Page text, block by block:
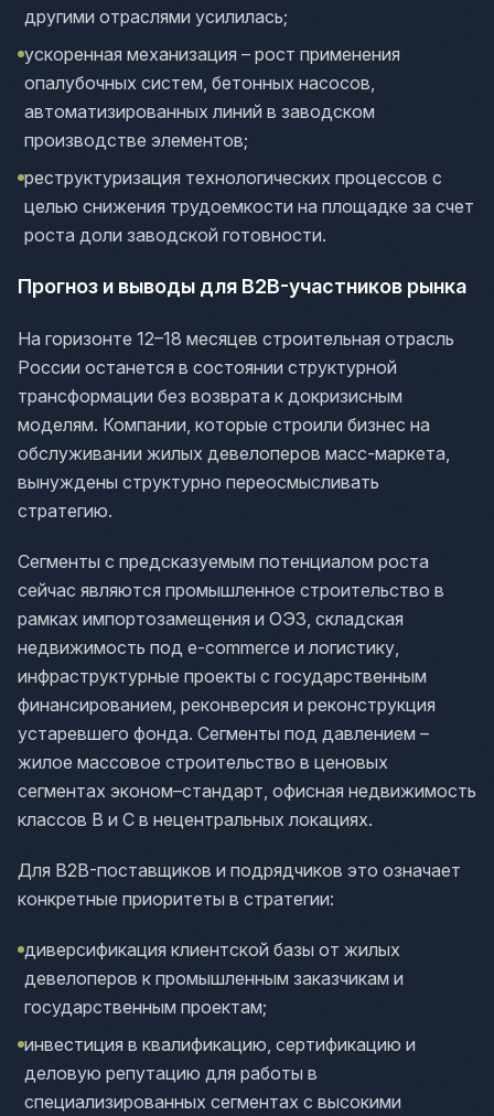
другими отраслями усилилась;
ускоренная механизация – рост применения
опалубочных систем, бетонных насосов,
автоматизированных линий в заводском
производстве элементов;
реструктуризация технологических процессов с
целью снижения трудоемкости на площадке за счет
роста доли заводской готовности.
Прогноз и выводы для B2B-участников рынка
На горизонте 12–18 месяцев строительная отрасль
России останется в состоянии структурной
трансформации без возврата к докризисным
моделям. Компании, которые строили бизнес на
обслуживании жилых девелоперов масс-маркета,
вынуждены структурно переосмысливать
стратегию.
Сегменты с предсказуемым потенциалом роста
сейчас являются промышленное строительство в
рамках импортозамещения и ОЭЗ, складская
недвижимость под e-commerce и логистику,
инфраструктурные проекты с государственным
финансированием, реконверсия и реконструкция
устаревшего фонда. Сегменты под давлением –
жилое массовое строительство в ценовых
сегментах эконом–стандарт, офисная недвижимость
классов B и C в нецентральных локациях.
Для B2B-поставщиков и подрядчиков это означает
конкретные приоритеты в стратегии:
диверсификация клиентской базы от жилых
девелоперов к промышленным заказчикам и
государственным проектам;
инвестиция в квалификацию, сертификацию и
деловую репутацию для работы в
специализированных сегментах с высокими